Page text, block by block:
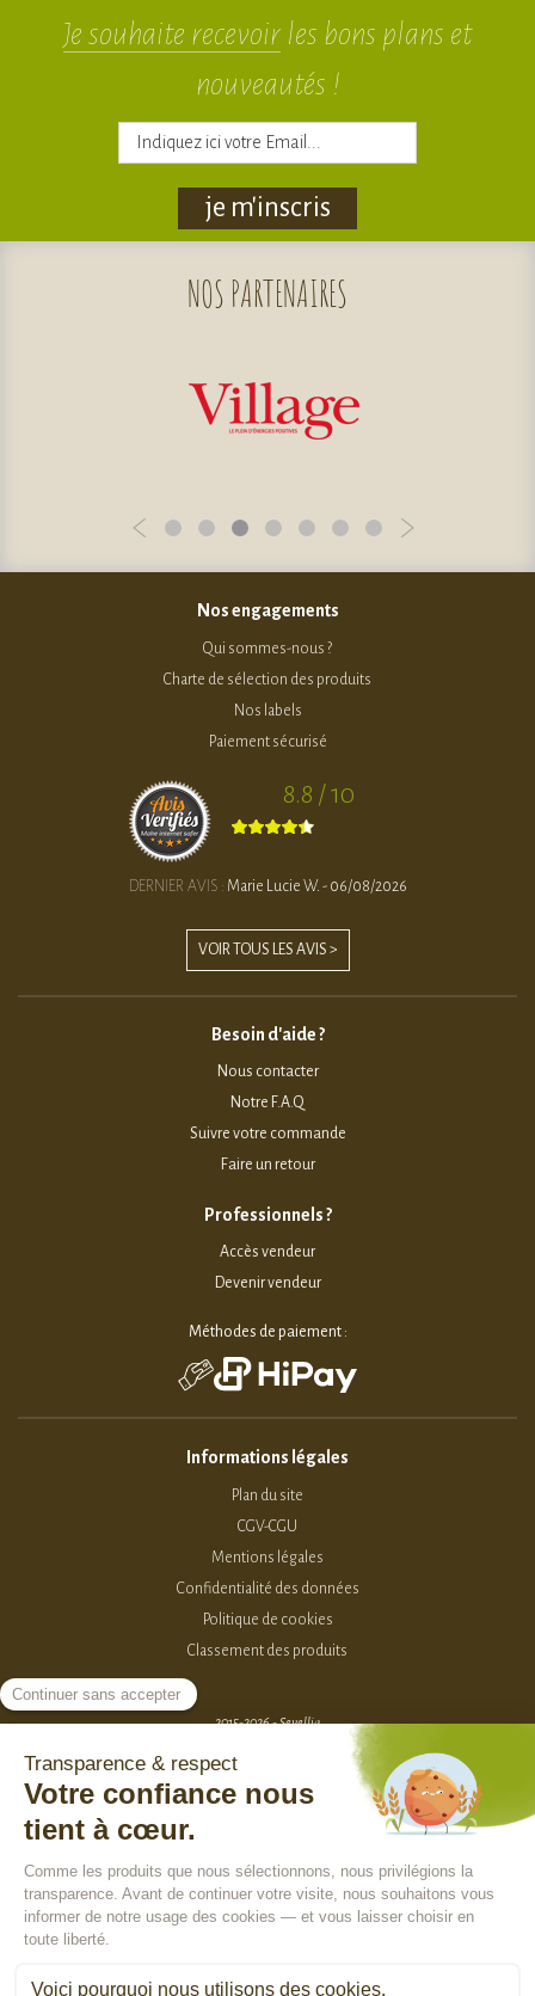
Je souhaite recevoirles bons plans et
nouveautés !
je m'inscris
NOS PARTENAIRES
Nos engagements
Qui sommes-nous ?
Charte de sélection des produits
Nos labels
Paiement sécurisé
8.8 / 10
DERNIER AVIS : Marie Lucie W. - 06/08/2026
VOIR TOUS LES AVIS >
Besoin d'aide ?
Nous contacter
Notre F.A.Q
Suivre votre commande
Faire un retour
Professionnels ?
Accès vendeur
Devenir vendeur
Méthodes de paiement :
Informations légales
Plan du site
CGV-CGU
Mentions légales
Confidentialité des données
Politique de cookies
Classement des produits
2015-2026 - Sevellia
Création MarketPlace par Sutunam
ACCÈS VENDEURS